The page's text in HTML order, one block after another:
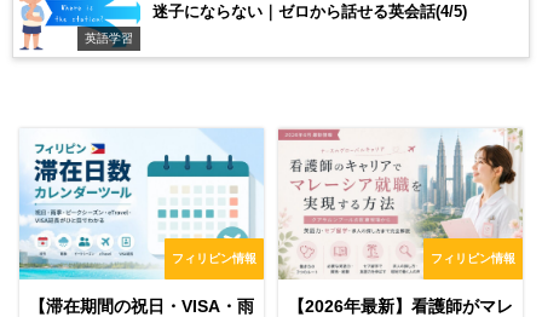
英語学習
迷子にならない｜ゼロから話せる英会話(4/5)
フィリピン情報
【滞在期間の祝日・VISA・雨
フィリピン情報
【2026年最新】看護師がマレ